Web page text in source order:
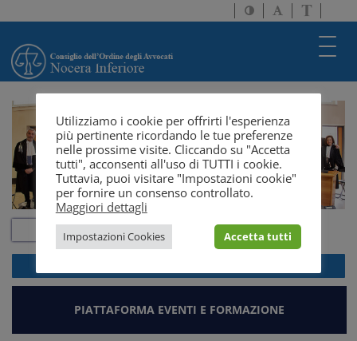
Attiva/disattiva
alto
Attiva/
dimensione
a
solo
PIATTAFORMA EVENTI E FORMAZIONE
Utilizziamo i cookie per offrirti l'esperienza
più pertinente ricordando le tue preferenze
nelle prossime visite. Cliccando su "Accetta
tutti", acconsenti all'uso di TUTTI i cookie.
Tuttavia, puoi visitare "Impostazioni cookie"
per fornire un consenso controllato.
Maggiori dettagli
Impostazioni Cookies Accetta tutti